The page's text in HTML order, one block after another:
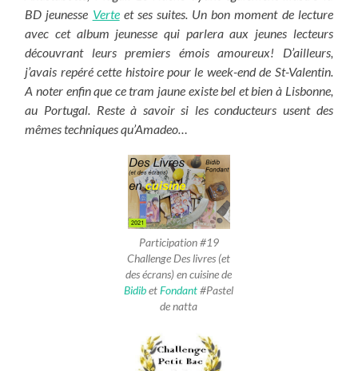
BD jeunesse Verteet ses suites. Un bon moment de lecture
avec cet album jeunesse qui parlera aux jeunes lecteurs
découvrant leurs premiers émois amoureux! D’ailleurs,
j’avais repéré cette histoire pour le week-end de St-Valentin.
A noter enfin que ce tram jaune existe bel et bien à Lisbonne,
au Portugal. Reste à savoir si les conducteurs usent des
mêmes techniques qu’Amadeo…
Participation #19
Challenge Des livres (et
des écrans) en cuisine de
BidibetFondant#Pastel
de natta